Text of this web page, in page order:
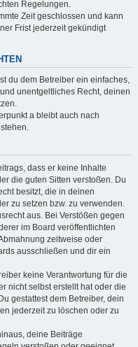
Regelungen.
Zeit geschlossen und kann
Frist jederzeit gekündigt
du dem Betreiber ein einfaches,
unentgeltliches Recht, deinen
a bleibt auch nach
dass er keine Inhalte
die guten Sitten verstoßen. Du
besitzt, die in deinen
zu setzen bzw. zu verwenden.
aus. Bei Verstößen gegen
im Board veröffentlichten
zeitweise oder
ausschließen und dir ein
keine Verantwortung für die
nicht selbst erstellt hat oder die
gestattest dem Betreiber, dein
jederzeit zu löschen oder zu
deine Beiträge